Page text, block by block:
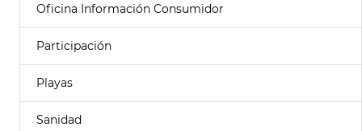
Oficina Información Consumidor
Participación
Playas
Sanidad